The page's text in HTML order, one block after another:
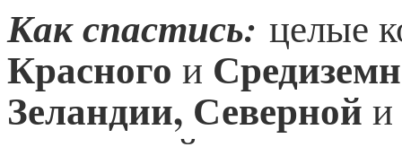
Как спастись: целые
Красного и
Зеландии, Северной и